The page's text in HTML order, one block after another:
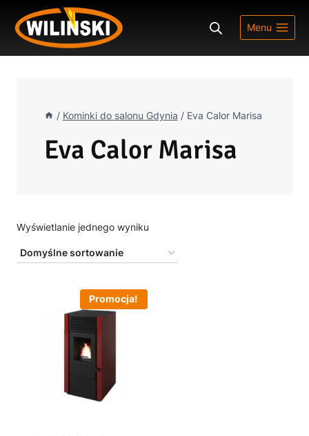
Przejdź
treści
Menu
/ Kominki do salonu Gdynia / Eva Calor Marisa
Eva Calor Marisa
Wyświetlanie jednego wyniku
Promocja!